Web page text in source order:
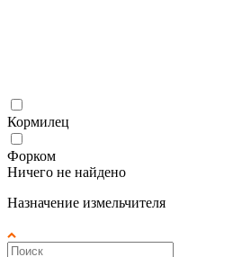
Кормилец
Форком
Ничего не найдено
Назначение измельчителя